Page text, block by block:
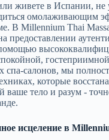
живете в Испании, не
омолаживающим
В Millennium Thai
предоставлении
спа-салонов, мы
которые
ваше тело и разум -
исцеление в